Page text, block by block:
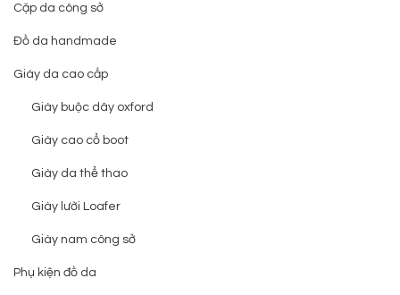
Cặp da công sở
Đồ da handmade
Giày da cao cấp
Giày buộc dây oxford
Giày cao cổ boot
Giày da thể thao
Giày lười Loafer
Giày nam công sở
Phụ kiện đồ da